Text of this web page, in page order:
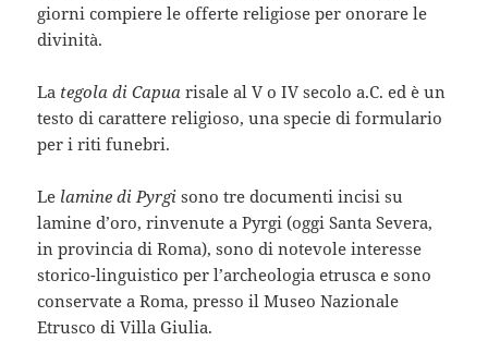
giorni compiere le offerte religiose per onorare le
divinità.
La tegola di Capua risale al V o IV secolo a.C. ed è un
testo di carattere religioso, una specie di formulario
per i riti funebri.
Le lamine di Pyrgi sono tre documenti incisi su
lamine d’oro, rinvenute a Pyrgi (oggi Santa Severa,
in provincia di Roma), sono di notevole interesse
storico-linguistico per l’archeologia etrusca e sono
conservate a Roma, presso il Museo Nazionale
Etrusco di Villa Giulia.